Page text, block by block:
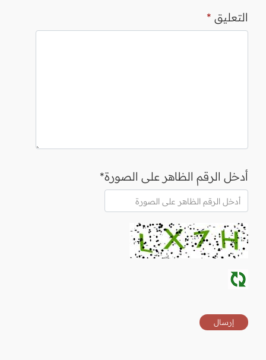
التعليق *
أدخل الرقم الظاهر على الصورة*